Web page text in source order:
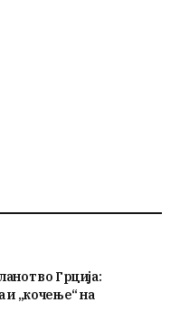
во Грција:
и „кочење“ на